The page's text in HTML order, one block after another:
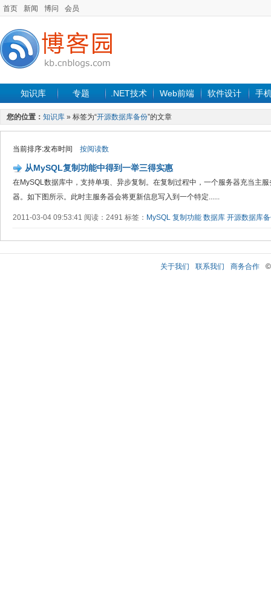
首页 新闻 博问 会员
知识库 专题 .NET技术 Web前端 软件设计 手
您的位置： 知识库 » 标签为“开源数据库备份”的文章
当前排序:发布时间 按阅读数
从MySQL复制功能中得到一举三得实惠
在MySQL数据库中，支持单项、异步复制。在复制过程中，一个服务器充当主
器。如下图所示。此时主服务器会将更新信息写入到一个特定......
2011-03-04 09:53:41 阅读：2491 标签： MySQL 复制功能 数据库 开源数据库
关于我们 联系我们 商务合作